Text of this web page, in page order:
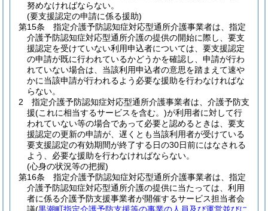
努めなければならない。
(要支援認定の申請に係る援助)
第15条
指定介護予防認知症対応型通所介護事業者は、指定
介護予防認知症対応型通所介護の提供の開始に際し、要支
援認定を受けていない利用申込者については、要支援認定
の申請が既に行われているかどうかを確認し、申請が行わ
れていない場合は、当該利用申込者の意思を踏まえて速や
かに当該申請が行われるよう必要な援助を行わなければな
らない。
2
指定介護予防認知症対応型通所介護事業者は、介護予防支
援(これに相当するサービスを含む。)が利用者に対して行
われていない等の場合であって必要と認めるときは、要支
援認定の更新の申請が、遅くとも当該利用者が受けている
要支援認定の有効期間が終了する日の30日前にはなされる
よう、必要な援助を行わなければならない。
(心身の状況等の把握)
第16条
指定介護予防認知症対応型通所介護事業者は、指定
介護予防認知症対応型通所介護の提供に当たっては、利用
者に係る介護予防支援事業者が開催するサービス担当者会